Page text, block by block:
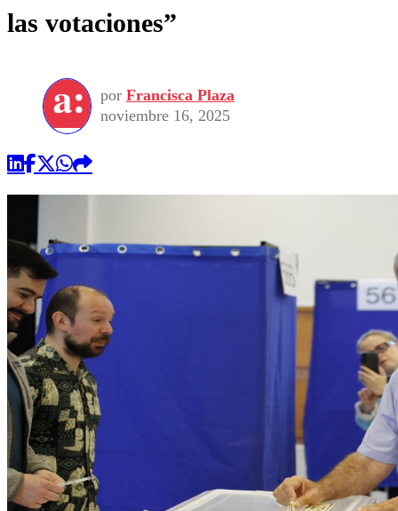
las votaciones”
por Francisca Plaza
noviembre 16, 2025